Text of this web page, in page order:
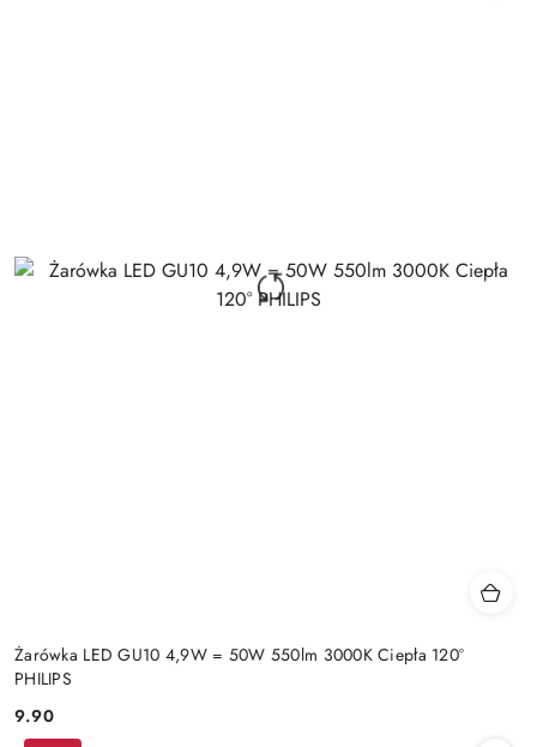
Żarówka LED GU10 4,9W = 50W 550lm 3000K Ciepła 120°
PHILIPS
Cena:
9.90